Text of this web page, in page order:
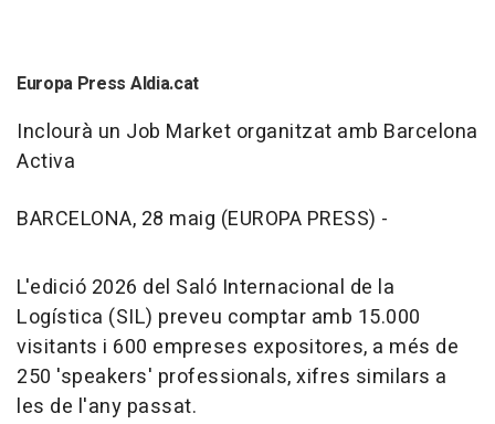
Europa Press Aldia.cat
Inclourà un Job Market organitzat amb Barcelona
Activa
BARCELONA, 28 maig (EUROPA PRESS) -
L'edició 2026 del Saló Internacional de la
Logística (SIL) preveu comptar amb 15.000
visitants i 600 empreses expositores, a més de
250 'speakers' professionals, xifres similars a
les de l'any passat.